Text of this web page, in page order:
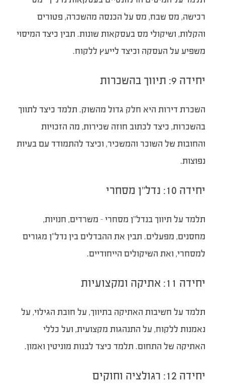
רכישה, מס שבח, מס על הכנסה מהשכרה, פטורים
והקלות, ושיקולי מס בעסקאות שונות. תבין כיצד המיסוי
משפיע על העסקה וכיצד לייעץ ללקוח.
יחידה 9: תיווך בהשכרות
השכרת דירות היא חלק גדול מהשוק. תלמד כיצד לתווך
בהשכרות, כיצד לכתוב חוזה שכירות, מה הזכויות
והחובות של השוכר והמשכיר, וכיצד להתמודד עם בעיות
נפוצות.
יחידה 10: נדל”ן מסחרי
תלמד על תיווך בנדל”ן מסחרי – משרדים, חנויות,
מחסנים, מפעלים. תבין את ההבדלים בין נדל”ן מגורים
למסחרי, ואת השיקולים הייחודיים.
יחידה 11: אתיקה ומקצועיות
תלמד על חשיבות האתיקה בתיווך, על חובת הגילוי, על
נאמנות ללקוח, על התנהגות מקצועית, ועל כללי
האתיקה של התחום. תלמד כיצד לבנות מוניטין ואמון.
יחידה 12: רגולציה וחוקים